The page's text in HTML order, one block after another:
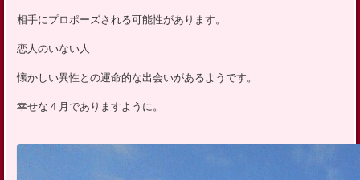
相手にプロポーズされる可能性があります。
恋人のいない人
懐かしい異性との運命的な出会いがあるようです。
幸せな４月でありますように。